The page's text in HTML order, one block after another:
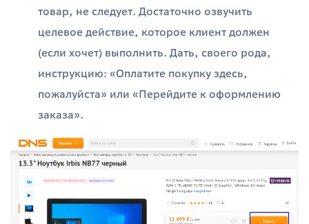
товар, не следует. Достаточно озвучить
целевое действие, которое клиент должен
(если хочет) выполнить. Дать, своего рода,
инструкцию: «Оплатите покупку здесь,
пожалуйста» или «Перейдите к оформлению
заказа».